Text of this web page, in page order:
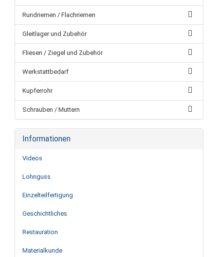
Rundriemen / Flachriemen
Gleitlager und Zubehör
Fliesen / Ziegel und Zubehör
Werkstattbedarf
Kupferrohr
Schrauben / Muttern
Informationen
Videos
Lohnguss
Einzelteilfertigung
Geschichtliches
Restauration
Materialkunde